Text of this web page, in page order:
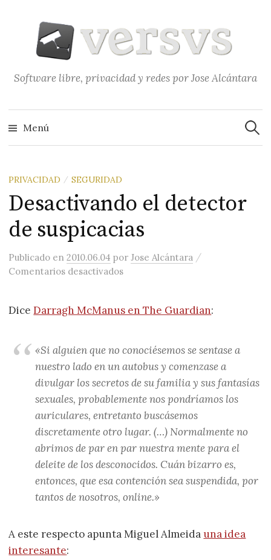
contenido
Software libre, privacidad y redes por Jose Alcántara
Menú
PRIVACIDAD / SEGURIDAD
Desactivando el detector
de suspicacias
Publicado en2010.06.04 porJose Alcántara /
Comentarios desactivadosen Desactivando el detector de
DiceDarragh McManus en The Guardian:
«Si alguien que no conociésemos se sentase a
nuestro lado en un autobus y comenzase a
divulgar los secretos de su familia y sus fantasías
sexuales, probablemente nos pondríamos los
auriculares, entretanto buscásemos
discretamente otro lugar. (…) Normalmente no
abrimos de par en par nuestra mente para el
deleite de los desconocidos. Cuán bizarro es,
entonces, que esa contención sea suspendida, por
tantos de nosotros, online.»
A este respecto apunta Miguel Almeida una idea
interesante: